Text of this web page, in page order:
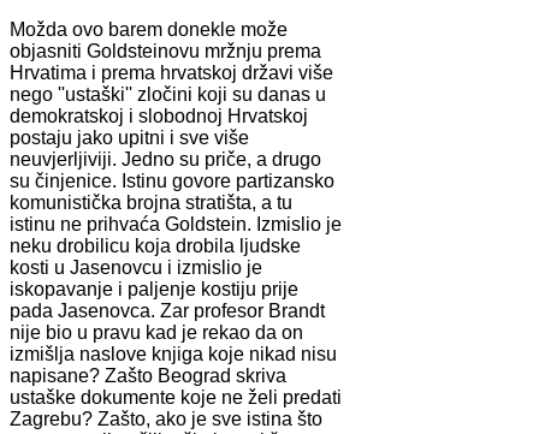
Možda ovo barem donekle može
objasniti Goldsteinovu mržnju prema
Hrvatima i prema hrvatskoj državi više
nego ''ustaški'' zločini koji su danas u
demokratskoj i slobodnoj Hrvatskoj
postaju jako upitni i sve više
neuvjerljiviji. Jedno su priče, a drugo
su činjenice. Istinu govore partizansko
komunistička brojna stratišta, a tu
istinu ne prihvaća Goldstein. Izmislio je
neku drobilicu koja drobila ljudske
kosti u Jasenovcu i izmislio je
iskopavanje i paljenje kostiju prije
pada Jasenovca. Zar profesor Brandt
nije bio u pravu kad je rekao da on
izmišlja naslove knjiga koje nikad nisu
napisane? Zašto Beograd skriva
ustaške dokumente koje ne želi predati
Zagrebu? Zašto, ako je sve istina što